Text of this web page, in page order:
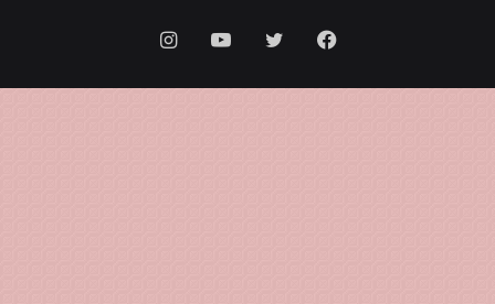
فيسبوك تويتر يوتيوبانستقرام